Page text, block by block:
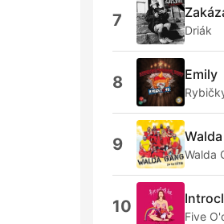
7 Driák
8 Emily
9 Walda
10 Five